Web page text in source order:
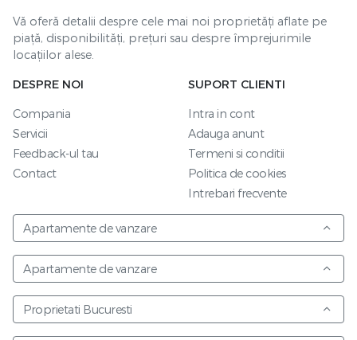
Vă oferă detalii despre cele mai noi proprietăți aflate pe
piață, disponibilități, prețuri sau despre împrejurimile
locațiilor alese.
DESPRE NOI
Compania
Servicii
Feedback-ul tau
Contact
SUPORT CLIENTI
Intra in cont
Adauga anunt
Termeni si conditii
Politica de cookies
Intrebari frecvente
Apartamente de vanzare
Apartamente de vanzare
Proprietati Bucuresti